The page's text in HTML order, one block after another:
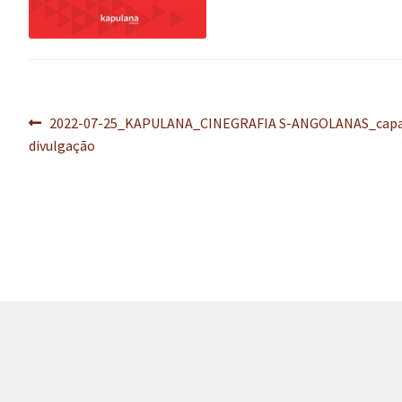
Navegação
de
Post
anterior:
2022-07-25_KAPULANA_CINEGRAFIA S-
divulgação